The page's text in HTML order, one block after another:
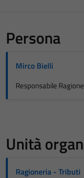
Persona
Mirco Bielli
Responsabile
Unità
Ragioneria - Tributi